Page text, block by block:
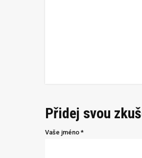
Přidej svou
Vaše jméno *